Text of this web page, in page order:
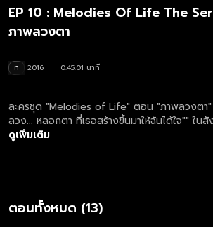
EP 10 : Melodies Of Life The
ภาพลวงตา
ท 2016
0:45:01 นาที
ละครชุด "Melodies of Life" ตอน "ภาพลวงตา" "มันก็เป็นแค่เพียงภาพ
ลวง... หลอกตา ที่เธอสร้างขึ้นมาให้ฉันได้ใจ"" ในสังคมยุคดิจิตอล สาว
สวยอาจจะเป๊ะผ่านแอพพลิเคชั่น หนุ่มเท่ในโลกออน
ละครของ ""แอม เสาวลักษณ์"" และความแซ่บของ
สังกัดของ ""มาช่าเนิร์ซเซอรี่""! วาเนสซ่าจะพา MIRAGE ผ่านมรสุมหนัก
ดูเพิ่มเติม
ตอนทั้งหมด (13)